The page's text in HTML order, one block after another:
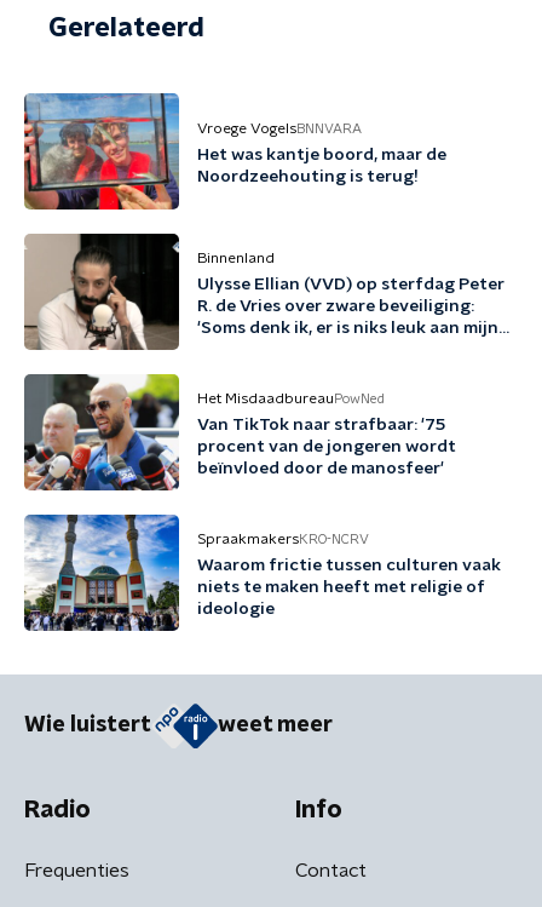
Gerelateerd
Vroege VogelsBNNVARA
Het was kantje boord, maar de
Noordzeehouting is terug!
Binnenland
Ulysse Ellian (VVD) op sterfdag Peter
R. de Vries over zware beveiliging:
'Soms denk ik, er is niks leuk aan mijn
Het Misdaadbureau PowNed
Van TikTok naar strafbaar: '75
procent van de jongeren wordt
beïnvloed door de manosfeer'
SpraakmakersKRO-NCRV
Waarom frictie tussen culturen vaak
niets te maken heeft met religie of
ideologie
Wie luistert weet meer
Radio
Frequenties
Info
Contact